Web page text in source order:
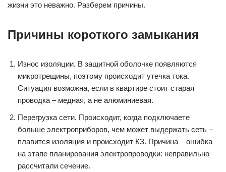
жизни это неважно. Разберем причины.
Причины короткого замыкания
Износ изоляции. В защитной оболочке появляются
микротрещины, поэтому происходит утечка тока.
Ситуация возможна, если в квартире стоит старая
проводка – медная, а не алюминиевая.
Перегрузка сети. Происходит, когда подключаете
больше электроприборов, чем может выдержать сеть –
плавится изоляция и происходит КЗ. Причина – ошибка
на этапе планирования электропроводки: неправильно
рассчитали сечение.